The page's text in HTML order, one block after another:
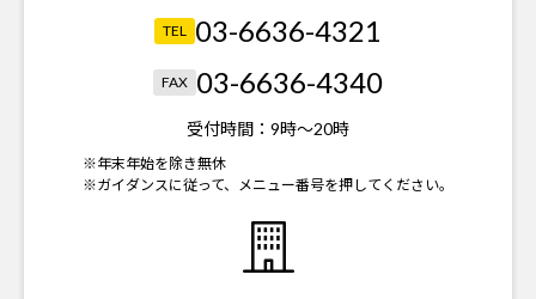
TEL 03-6636-4321
FAX 03-6636-4340
受付時間： 9時～20時
※年末年始を除き無休
※ガイダンスに従って、メニュー番号を押してください。